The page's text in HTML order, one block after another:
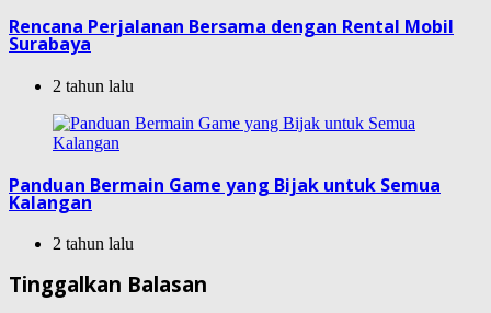
Rencana Perjalanan Bersama dengan Rental Mobil
Surabaya
2 tahun lalu
Panduan Bermain Game yang Bijak untuk Semua
Kalangan
2 tahun lalu
Tinggalkan Balasan